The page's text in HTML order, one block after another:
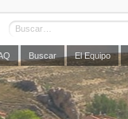
Buscar El Equipo